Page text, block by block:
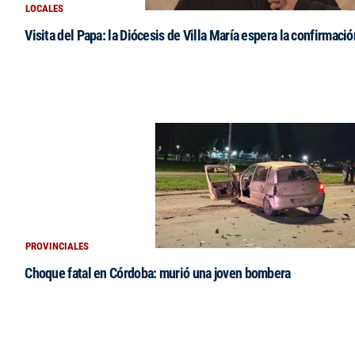
LOCALES
Visita del Papa: la Diócesis de Villa María espera la
PROVINCIALES
Choque fatal en Córdoba: murió una joven bombera